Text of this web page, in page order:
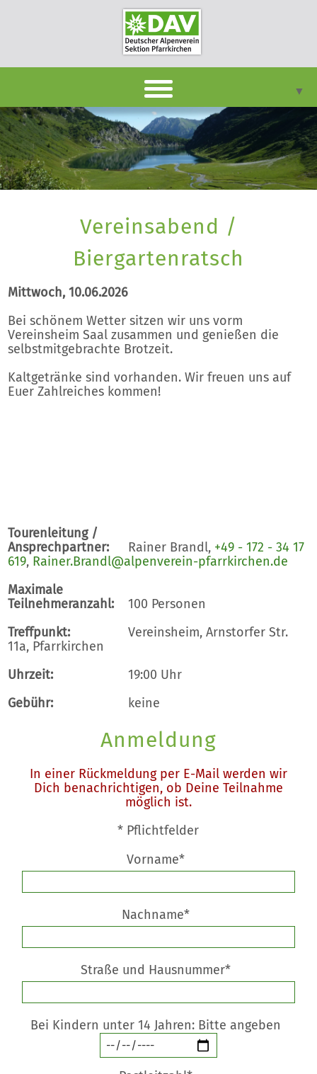
▼
DAVpan
Termine
Berichte
Infothek
Unsere Sektion
Vereinsabend /
Biergartenratsch
Mittwoch, 10.06.2026
Bei schönem Wetter sitzen wir uns vorm
Vereinsheim Saal zusammen und genießen die
selbstmitgebrachte Brotzeit.
Kaltgetränke sind vorhanden. Wir freuen uns auf
Euer Zahlreiches kommen!
Tourenleitung /
Ansprechpartner:
Rainer Brandl, +49 - 172 - 34 17
619, Rainer.Brandl@alpenverein-pfarrkirchen.de
Maximale
Teilnehmeranzahl:
100 Personen
Treffpunkt:
Vereinsheim, Arnstorfer Str.
11a, Pfarrkirchen
Uhrzeit:
19:00 Uhr
Gebühr:
keine
Anmeldung
In einer Rückmeldung per E-Mail werden wir
Dich benachrichtigen, ob Deine Teilnahme
möglich ist.
* Pflichtfelder
Vorname*
Nachname*
Straße und Hausnummer*
Bei Kindern unter 14 Jahren: Bitte angeben